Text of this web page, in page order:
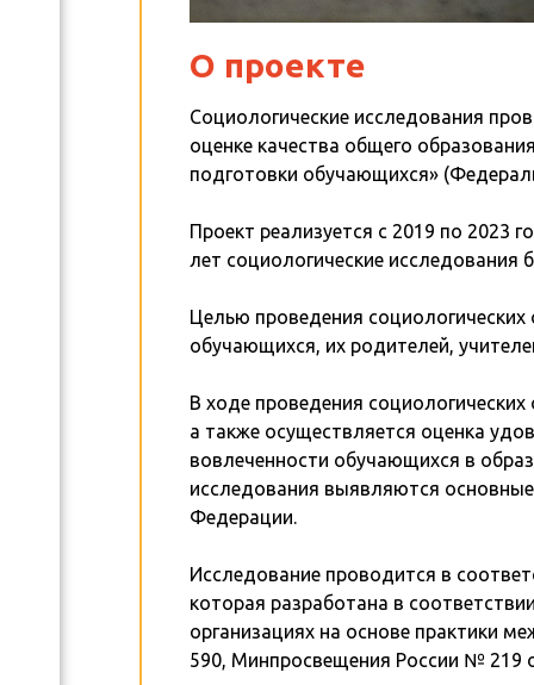
О проекте
Социологические исследования
оценке качества общего
подготовки обучающихся»
Проект реализуется с 2019 по 2023
лет социологические исследования
Целью проведения
обучающихся, их родителей,
В ходе проведения
а также осуществляется оценка
вовлеченности обучающихся в
исследования выявляются
Федерации.
Исследование проводится в
которая разработана в
организациях на основе практики
590, Минпросвещения России № 219